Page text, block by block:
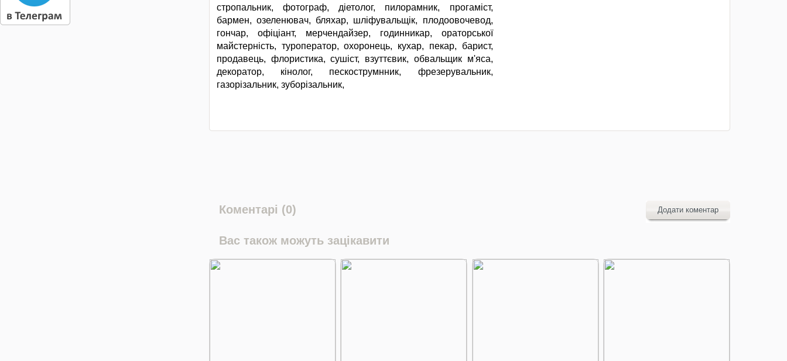
стропальник, фотограф, діетолог, пилорамник, прогаміст,
бармен, озеленювач, бляхар, шліфувальщік, плодоовочевод,
гончар, офіціант, мерчендайзер, годинникар, ораторської
майстерність, туроператор, охоронець, кухар, пекар, барист,
продавець, флористика, сушіст, взуттєвик, обвальщик м'яса,
декоратор, кінолог, пескострумнник, фрезерувальник,
газорізальник, зуборізальник,
Коментарі (0) Додати коментар
Вас також можуть зацікавити